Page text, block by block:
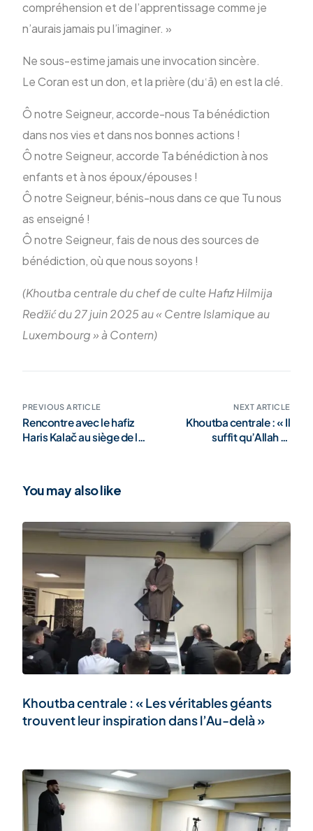
compréhension et de l’apprentissage comme je
n’aurais jamais pu l’imaginer. »
Ne sous-estime jamais une invocation sincère.
Le Coran est un don, et la prière (duʿā) en est la clé.
Ô notre Seigneur, accorde-nous Ta bénédiction
dans nos vies et dans nos bonnes actions !
Ô notre Seigneur, accorde Ta bénédiction à nos
enfants et à nos époux/épouses !
Ô notre Seigneur, bénis-nous dans ce que Tu nous
as enseigné !
Ô notre Seigneur, fais de nous des sources de
bénédiction, où que nous soyons !
(Khoutba centrale du chef de culte Hafiz Hilmija
Redžić du 27 juin 2025 au « Centre Islamique au
Luxembourg » à Contern)
PREVIOUS ARTICLE
Rencontre avec le hafiz
Haris Kalač au siège de la
NEXT ARTICLE
Khoutba centrale : « Il
suffit qu’Allah te
You may also like
Khoutba centrale : « Les véritables géants
trouvent leur inspiration dans l’Au-delà »